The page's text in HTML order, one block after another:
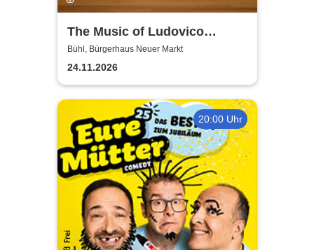
The Music of Ludovico
Einaudi: Tribute-
Klavierkonzert - Ludovico
Einaudi Tribute bei
Kerzenschein
Bühl, Bürgerhaus Neuer Markt
24.11.2026
20:00 Uhr